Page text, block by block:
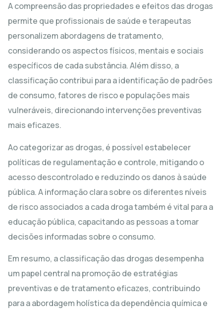
A compreensão das propriedades e efeitos das drogas
permite que profissionais de saúde e terapeutas
personalizem abordagens de tratamento,
considerando os aspectos físicos, mentais e sociais
específicos de cada substância. Além disso, a
classificação contribui para a identificação de padrões
de consumo, fatores de risco e populações mais
vulneráveis, direcionando intervenções preventivas
mais eficazes.
Ao categorizar as drogas, é possível estabelecer
políticas de regulamentação e controle, mitigando o
acesso descontrolado e reduzindo os danos à saúde
pública. A informação clara sobre os diferentes níveis
de risco associados a cada droga também é vital para a
educação pública, capacitando as pessoas a tomar
decisões informadas sobre o consumo.
Em resumo, a classificação das drogas desempenha
um papel central na promoção de estratégias
preventivas e de tratamento eficazes, contribuindo
para a abordagem holística da dependência química e